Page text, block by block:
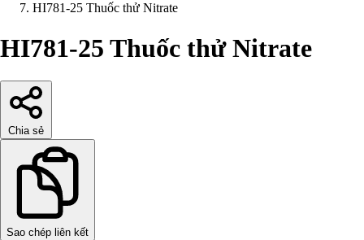
HI781-25 Thuốc thử Nitrate
HI781-25 Thuốc thử Nitrate
Chia sẻ
Sao chép liên kết